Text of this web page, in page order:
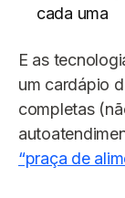
cada uma
E as
um cardápio
completas
“praça de